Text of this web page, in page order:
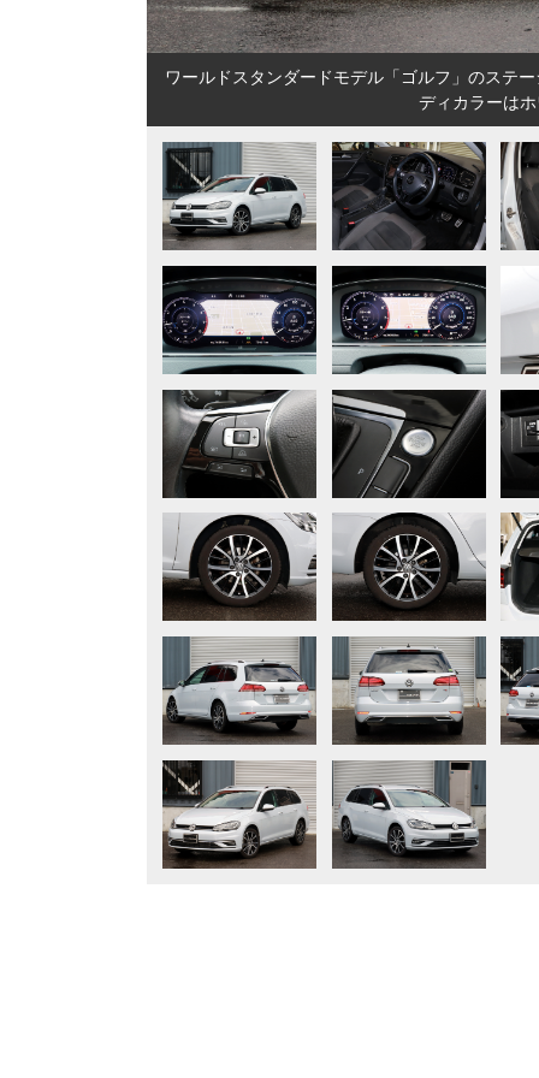
ワールドスタンダードモデル「ゴルフ」のステ
ディカラーは